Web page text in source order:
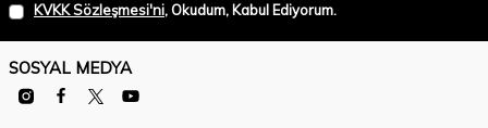
KVKK Sözleşmesi'ni, Okudum, Kabul Ediyorum.
SOSYAL MEDYA